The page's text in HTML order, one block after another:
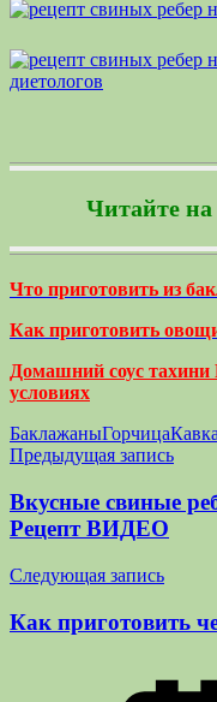
Читайте на
Что приготовить из
Как приготовить
Домашний соус тахини
условиях
БаклажаныГорчица
Навигация
по
записям
Предыдущая запись
Вкусные свиные
Рецепт ВИДЕО
Следующая запись
Как приготовить